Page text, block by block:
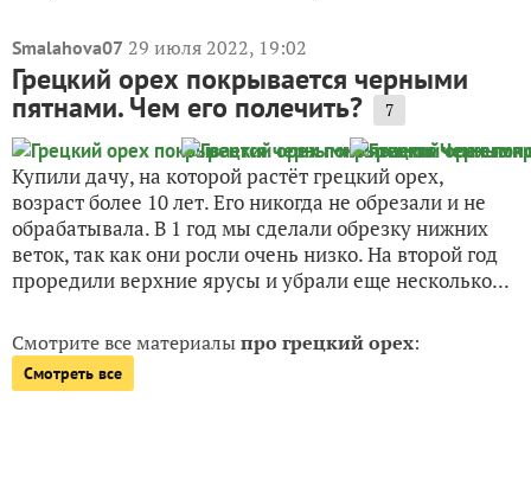
Smalahova07 29 июля 2022, 19:02
Грецкий орех покрывается черными
пятнами. Чем его полечить? 7
Купили дачу, на которой растёт грецкий орех,
возраст более 10 лет. Его никогда не обрезали и не
обрабатывала. В 1 год мы сделали обрезку нижних
веток, так как они росли очень низко. На второй год
проредили верхние ярусы и убрали еще несколько...
Смотрите все материалыпро грецкий орех:
Смотреть все